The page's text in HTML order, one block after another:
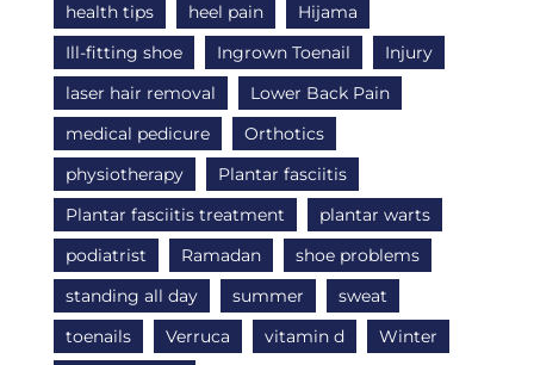
health tips
heel pain
Hijama
Ill-fitting shoe
Ingrown Toenail
Injury
laser hair removal
Lower Back Pain
medical pedicure
Orthotics
physiotherapy
Plantar fasciitis
Plantar fasciitis treatment
plantar warts
podiatrist
Ramadan
shoe problems
standing all day
summer
sweat
toenails
Verruca vitamin d
Winter